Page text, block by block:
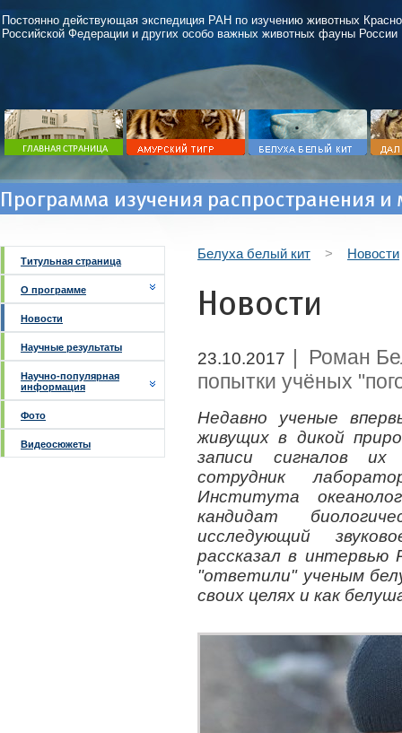
Постоянно действующая экспедиция РАН по изучению животных
Российской Федерации и других особо важных животных фауны России
Программа изучения распространения и
Титульная страница
О программе
Новости
Научные результаты
Научно-популярная
информация
Фото
Видеосюжеты
Белуха белый кит > Новости
Новости
23.10.2017 | Роман
попытки учёных
Недавно ученые
живущих в дикой
записи сигналов
сотрудник
Института
кандидат
исследующий
рассказал в
"ответили" ученым
своих целях и как